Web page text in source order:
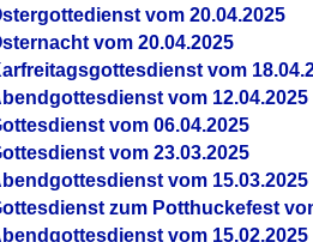
vom 20.04.2025
vom 20.04.2025
vom
vom 12.04.2025
vom 06.04.2025
vom 23.03.2025
vom 15.03.2025
zum Potthuckefest
vom 15.02.2025